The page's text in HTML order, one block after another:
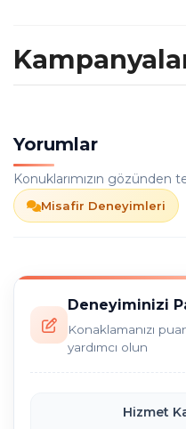
Yorumlar
Konuklarımızın gözünden
Misafir Deneyimleri
Deneyiminizi
Konaklamanızı
yardımcı olun
Hizmet